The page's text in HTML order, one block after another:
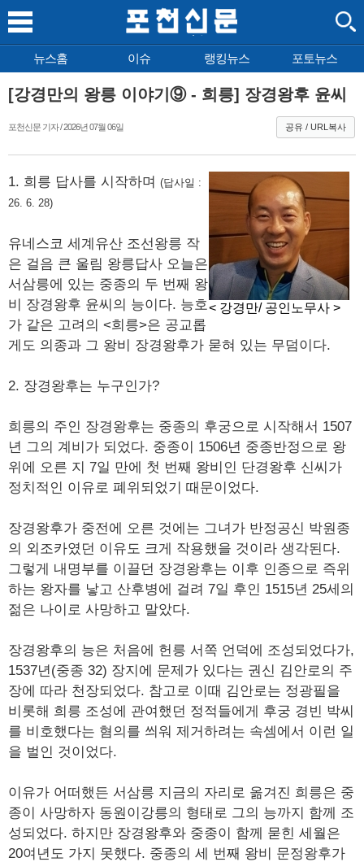
뉴스홈 이슈 랭킹뉴스 포토뉴스
[강경만의 왕릉 이야기⑨ - 희릉] 장경왕후 윤씨
포천신문 기자 / 2026년 07월 06일 공유 / URL복사
< 강경만/ 공인노무사 >
1. 희릉 답사를 시작하며 (답사일 :
26. 6. 28)
유네스코 세계유산 조선왕릉 작
은 걸음 큰 울림 왕릉답사 오늘은
서삼릉에 있는 중종의 두 번째 왕
비 장경왕후 윤씨의 능이다. 능호
가 같은 고려의 <희릉>은 공교롭
게도 의종과 그 왕비 장경왕후가 묻혀 있는 무덤이다.
2. 장경왕후는 누구인가?
희릉의 주인 장경왕후는 중종의 후궁으로 시작해서 1507
년 그의 계비가 되었다. 중종이 1506년 중종반정으로 왕
위에 오른 지 7일 만에 첫 번째 왕비인 단경왕후 신씨가
정치적인 이유로 폐위되었기 때문이었다.
장경왕후가 중전에 오른 것에는 그녀가 반정공신 박원종
의 외조카였던 이유도 크게 작용했을 것이라 생각된다.
그렇게 내명부를 이끌던 장경왕후는 이후 인종으로 즉위
하는 왕자를 낳고 산후병에 걸려 7일 후인 1515년 25세의
젊은 나이로 사망하고 말았다.
장경왕후의 능은 처음에 헌릉 서쪽 언덕에 조성되었다가,
1537년(중종 32) 장지에 문제가 있다는 권신 김안로의 주
장에 따라 천장되었다. 참고로 이때 김안로는 정광필을
비롯해 희릉 조성에 관여했던 정적들에게 후궁 경빈 박씨
를 비호했다는 혐의를 씌워 제거하려는 속셈에서 이런 일
을 벌인 것이었다.
이유가 어떠했든 서삼릉 지금의 자리로 옮겨진 희릉은 중
종이 사망하자 동원이강릉의 형태로 그의 능까지 함께 조
성되었다. 하지만 장경왕후와 중종이 함께 묻힌 세월은
20여년도 가지 못했다. 중종의 세 번째 왕비 문정왕후가